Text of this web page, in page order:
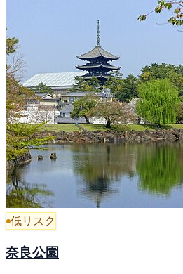
低リスク
奈良公園